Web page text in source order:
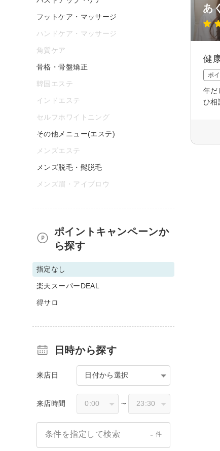
あ
健
ポ
年だ
ひ相
フットケア・マッサージ
ハンドケア・マッサージ
角質ケア
骨格・骨盤矯正
韓国エステ
インドエステ
セルフホワイトニング
その他メニュー(エステ)
メンズエステ
メンズ脱毛・髭脱毛
メンズ眉・アイブロウ
ポイントキャンペーンか
ら探す
指定なし
楽天スーパーDEAL
得サロ
日時から探す
来店日 日付から選択
来店時間 〜
条件を指定して検索 - 件